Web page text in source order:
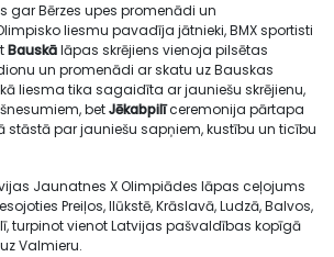
gar Bērzes upes promenādi un
liesmu pavadīja jātnieki, BMX sportisti
Bauskālāpas skrējiens vienoja pilsētas
un promenādi ar skatu uz Bauskas
liesma tika sagaidīta ar jauniešu skrējienu,
betJēkabpilīceremonija pārtapa
stāstā par jauniešu sapņiem, kustību un ticību
Jaunatnes X Olimpiādes lāpas ceļojums
Preiļos, Ilūkstē, Krāslavā, Ludzā, Balvos,
turpinot vienot Latvijas pašvaldības kopīgā
Valmieru.